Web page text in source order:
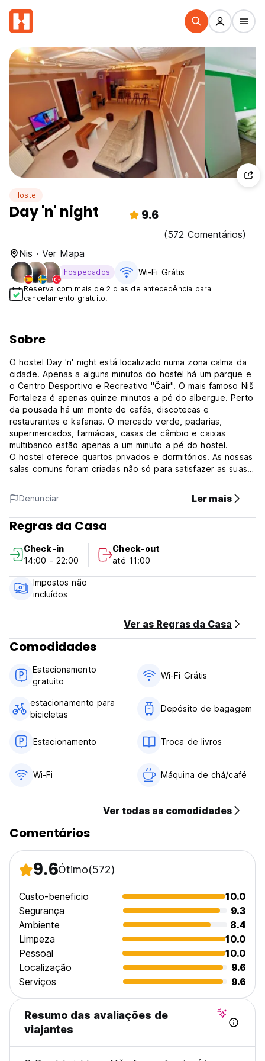
Hostel
Day 'n' night 9.6
(572 Comentários)
Nis · Ver Mapa
hospedados Wi-Fi Grátis
Reserva com mais de 2 dias de antecedência para
cancelamento gratuito.
Sobre
O hostel Day 'n' night está localizado numa zona calma da
cidade. Apenas a alguns minutos do hostel há um parque e
o Centro Desportivo e Recreativo "Čair". O mais famoso Niš
Fortaleza é apenas quinze minutos a pé do albergue. Perto
da pousada há um monte de cafés, discotecas e
restaurantes e kafanas. O mercado verde, padarias,
supermercados, farmácias, casas de câmbio e caixas
multibanco estão apenas a um minuto a pé do hostel.
O hostel oferece quartos privados e dormitórios. As nossas
salas comuns foram criadas não só para satisfazer as suas
de partilha. Seja por uma chávena de chá ou no facebook,
o nosso espaço comum está pronto para satisfazer as tuas
necessidades. Disponibilizamos cozinhas totalmente
equipadas com chá/café ilimitado, bem como acesso Wi-Fi
No hostel podes encontrar um bom ambiente, conforto,
muita diversão e um bom serviço. Quer esteja a viajar
sozinho, com os seus amigos ou família, o hostel Day 'n'
night é o lugar certo para si.
Grupos, mais de dez pessoas, de todo o mundo são bem-
mais informações, contacte-nos diretamente. (Auto-
Denunciar Ler mais
Regras da Casa
Check-in
14:00 - 22:00
Check-out
até 11:00
Impostos não
incluídos
Ver as Regras da Casa
Comodidades
Estacionamento
gratuito
Wi-Fi Grátis
estacionamento para
bicicletas
Depósito de bagagem
Estacionamento Troca de livros
Wi-Fi Máquina de chá/café
Ver todas as comodidades
Comentários
9.6Ótimo(572)
Custo-beneficio
10.0
Segurança
9.3
Ambiente
8.4
Limpeza
10.0
Pessoal
10.0
Localização
9.6
Serviços
9.6
Resumo das avaliações de
viajantes